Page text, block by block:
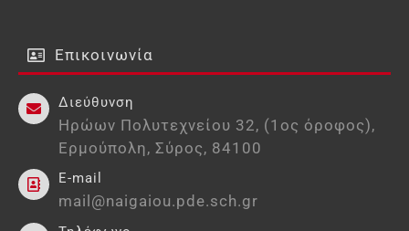
Επικοινωνία
Διεύθυνση
Ηρώων Πολυτεχνείου 32, (1ος όροφος),
Ερμούπολη, Σύρος, 84100
E-mail
mail@naigaiou.pde.sch.gr